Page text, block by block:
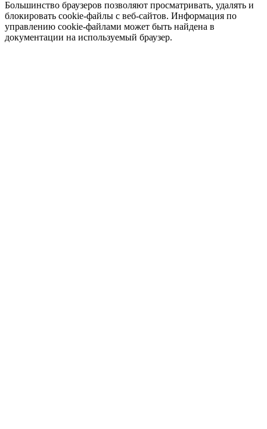
Большинство браузеров позволяют просматривать, удалять и
блокировать cookie-файлы c веб-сайтов. Информация по
управлению cookie-файлами может быть найдена в
документации на используемый браузер.